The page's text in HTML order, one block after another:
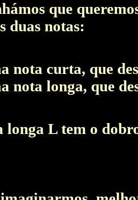
que
duas notas:
nota curta, que
nota longa, que
longa L tem o